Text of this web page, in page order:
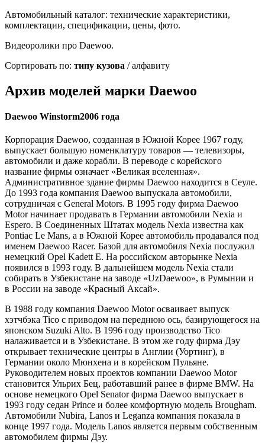
Автомобильный каталог: технические характеристики,
комплектации, спецификации, цены, фото.
Видеоролики про Daewoo.
Сортировать по: типу кузова / алфавиту
Архив моделей марки Daewoo
Daewoo Winstorm2006 года
Корпорация Daewoo, созданная в Южной Корее 1967 году,
выпускает большую номенклатуру товаров — телевизоры,
автомобили и даже корабли. В переводе с корейского
название фирмы означает «Великая вселенная».
Административное здание фирмы Daewoo находится в Сеуле.
До 1993 года компания Daewoo выпускала автомобили,
сотрудничая с General Motors. В 1995 году фирма Daewoo
Motor начинает продавать в Германии автомобили Nexia и
Espero. В Соединенных Штатах модель Nexia известна как
Pontiac Le Mans, а в Южной Корее автомобиль продавался под
именем Daewoo Racer. Базой для автомобиля Nexia послужил
немецкий Opel Kadett E. На российском авторынке Nexia
появился в 1993 году. В дальнейшем модель Nexia стали
собирать в Узбекистане на заводе «UzDaewoo», в Румынии и
в России на заводе «Красный Аксай».
В 1988 году компания Daewoo Motor осваивает выпуск
хэтчбэка Tico с приводом на переднюю ось, базирующегося на
японском Suzuki Alto. В 1996 году производство Tico
налаживается и в Узбекистане. В этом же году фирма Дэу
открывает технические центры в Англии (Уортинг), в
Германии около Мюнхена и в корейском Пульяне.
Руководителем новых проектов компании Daewoo Motor
становится Ульрих Бец, работавший ранее в фирме BMW. На
основе немецкого Opel Senator фирма Daewoo выпускает в
1993 году седан Prince и более комфортную модель Brougham.
Автомобили Nubira, Lanos и Leganza компания показала в
конце 1997 года. Модель Lanos является первым собственным
автомобилем фирмы Дэу.